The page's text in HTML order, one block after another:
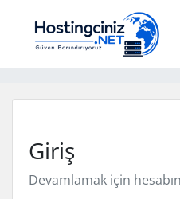
Giriş
Devamlamak için